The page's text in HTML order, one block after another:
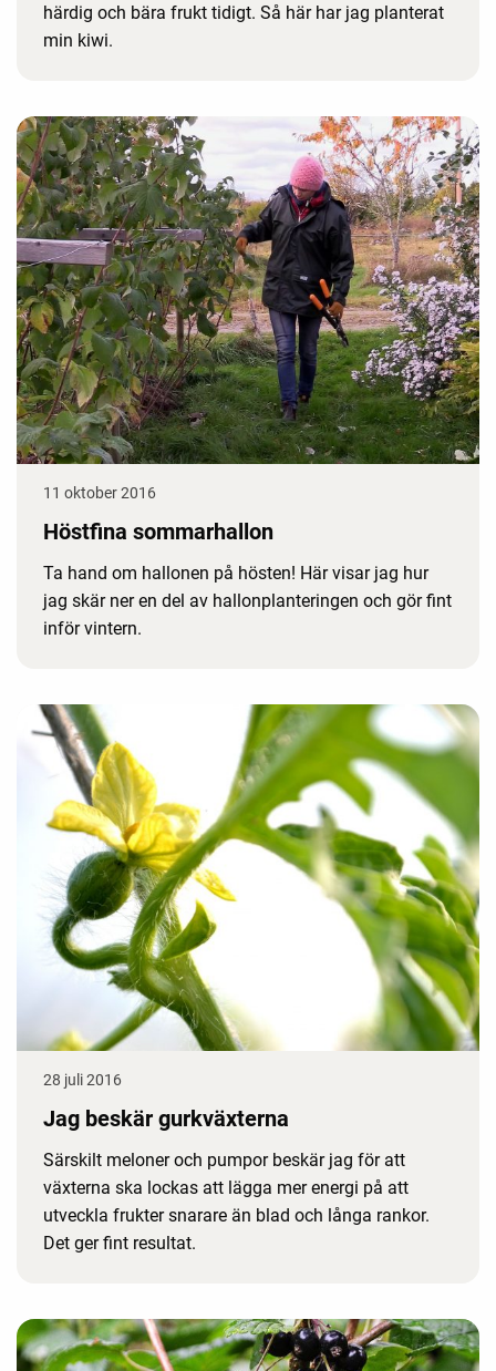
härdig och bära frukt tidigt. Så här har jag planterat
min kiwi.
11 oktober 2016
Höstfina sommarhallon
Ta hand om hallonen på hösten! Här visar jag hur
jag skär ner en del av hallonplanteringen och gör fint
inför vintern.
28 juli 2016
Jag beskär gurkväxterna
Särskilt meloner och pumpor beskär jag för att
växterna ska lockas att lägga mer energi på att
utveckla frukter snarare än blad och långa rankor.
Det ger fint resultat.